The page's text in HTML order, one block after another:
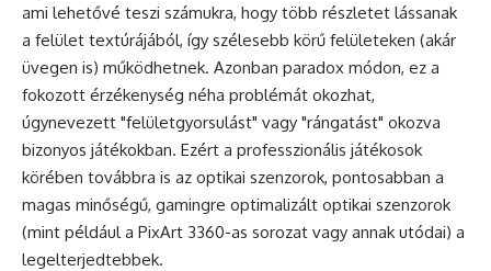
ami lehetővé teszi számukra, hogy több részletet lássanak
a felület textúrájából, így szélesebb körű felületeken (akár
üvegen is) működhetnek. Azonban paradox módon, ez a
fokozott érzékenység néha problémát okozhat,
úgynevezett "felületgyorsulást" vagy "rángatást" okozva
bizonyos játékokban. Ezért a professzionális játékosok
körében továbbra is az optikai szenzorok, pontosabban a
magas minőségű, gamingre optimalizált optikai szenzorok
(mint például a PixArt 3360-as sorozat vagy annak utódai) a
legelterjedtebbek.